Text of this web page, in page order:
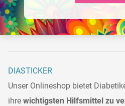
DIASTICKER
Unser Onlineshop bietet
ihre wichtigsten Hilfsmittel zu